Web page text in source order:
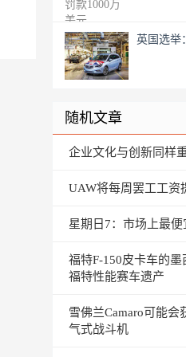
英国选举
随机文章
企业文化与创新同样
UAW将每周罢工工资
星期日7：市场上最
福特F-150皮卡车的墨
福特性能赛车遗产
雪佛兰Camaro可能
气式战斗机